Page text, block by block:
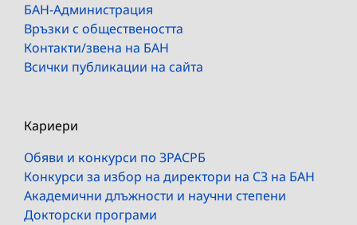
БАН-Администрация
Връзки с обществеността
Контакти/звена на БАН
Всички публикации на сайта
Кариери
Обяви и конкурси по ЗРАСРБ
Конкурси за избор на директори на СЗ на БАН
Академични длъжности и научни степени
Докторски програми